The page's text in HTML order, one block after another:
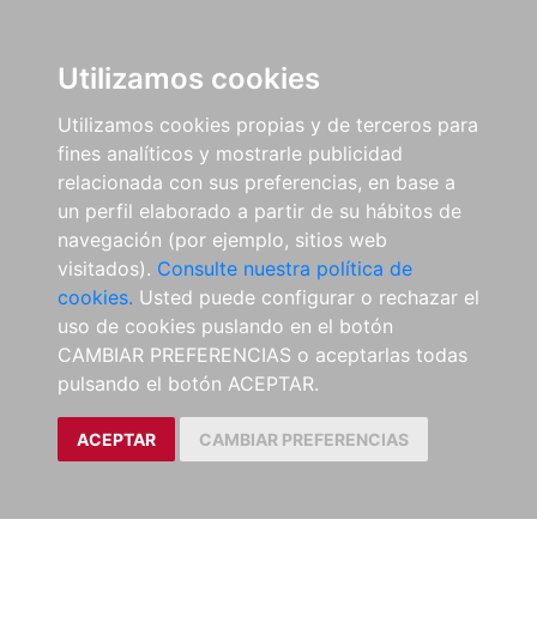
Utilizamos cookies
Utilizamos cookies propias y de terceros para
fines analíticos y mostrarle publicidad
relacionada con sus preferencias, en base a
un perfil elaborado a partir de su hábitos de
navegación (por ejemplo, sitios web
visitados). Consulte nuestra política de
cookies. Usted puede configurar o rechazar el
uso de cookies puslando en el botón
CAMBIAR PREFERENCIAS o aceptarlas todas
pulsando el botón ACEPTAR.
ACEPTAR CAMBIAR PREFERENCIAS